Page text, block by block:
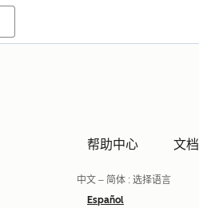
帮助中心 文档
中文 – 简体 : 选择语言
Español